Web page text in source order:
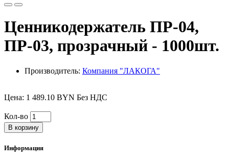
Ценникодержатель ПР-04,
ПР-03, прозрачный - 1000шт.
Производитель: Компания "ЛАКОГА"
Цена: 1 489.10 BYN Без НДС
Кол-во
В корзину
Информация